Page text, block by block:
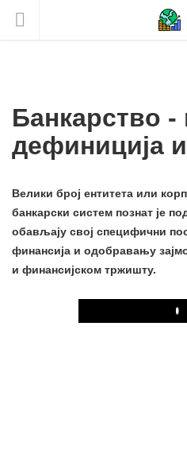
Банкарство -
дефиниција
Велики број ентитета или
банкарски систем познат је
обављају свој специфични
финансија и одобравању
и финансијском тржишту.